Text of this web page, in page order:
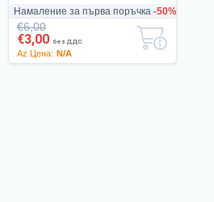
Намаление за първа поръчка -50%
€6,00
€3,00 без ДДС
Az Цена: N/A